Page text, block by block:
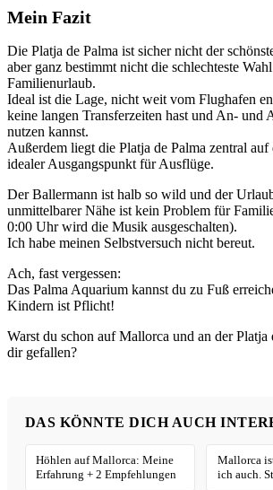
Mein Fazit
Die Platja de Palma ist sicher nicht der
aber ganz bestimmt nicht die schlechteste
Familienurlaub.
Ideal ist die Lage, nicht weit vom Flughafen
keine langen Transferzeiten hast und An- und
nutzen kannst.
Außerdem liegt die Platja de Palma zentral auf
idealer Ausgangspunkt für Ausflüge.
Der Ballermann ist halb so wild und der
unmittelbarer Nähe ist kein Problem für
0:00 Uhr wird die Musik ausgeschalten).
Ich habe meinen Selbstversuch nicht bereut.
Ach, fast vergessen:
Das Palma Aquarium kannst du zu Fuß
Kindern ist Pflicht!
Warst du schon auf Mallorca und an der Platja
dir gefallen?
DAS KÖNNTE DICH AUCH
Höhlen auf Mallorca: Meine
Erfahrung + 2 Empfehlungen
Mallorca
ich auch.